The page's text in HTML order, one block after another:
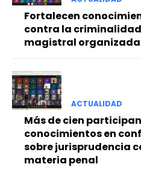
Fortalecen
contra la
magistral organizada
ACTUALIDAD
Más de cien
conocimientos en
sobre jurisprudencia
materia penal